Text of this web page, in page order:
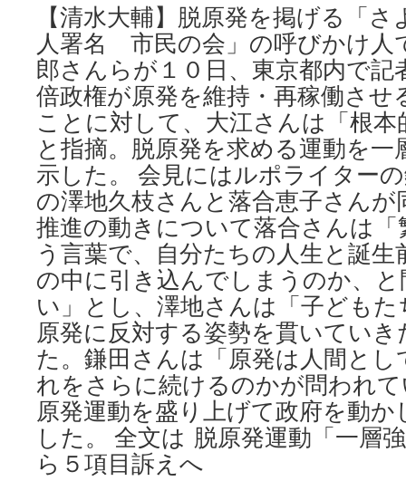
【清水大輔】脱原発を掲げる「
人署名 市民の会」の呼びかけ人
郎さんらが１０日、東京都内で記
倍政権が原発を維持・再稼働させ
ことに対して、大江さんは「根
と指摘。脱原発を求める運動を
示した。 会見にはルポライター
の澤地久枝さんと落合恵子さんが
推進の動きについて落合さんは
う言葉で、自分たちの人生と誕
の中に引き込んでしまうのか、
い」とし、澤地さんは「子ども
原発に反対する姿勢を貫いてい
た。鎌田さんは「原発は人間とし
れをさらに続けるのかが問われ
原発運動を盛り上げて政府を動
した。 全文は 脱原発運動「一
ら５項目訴えへ